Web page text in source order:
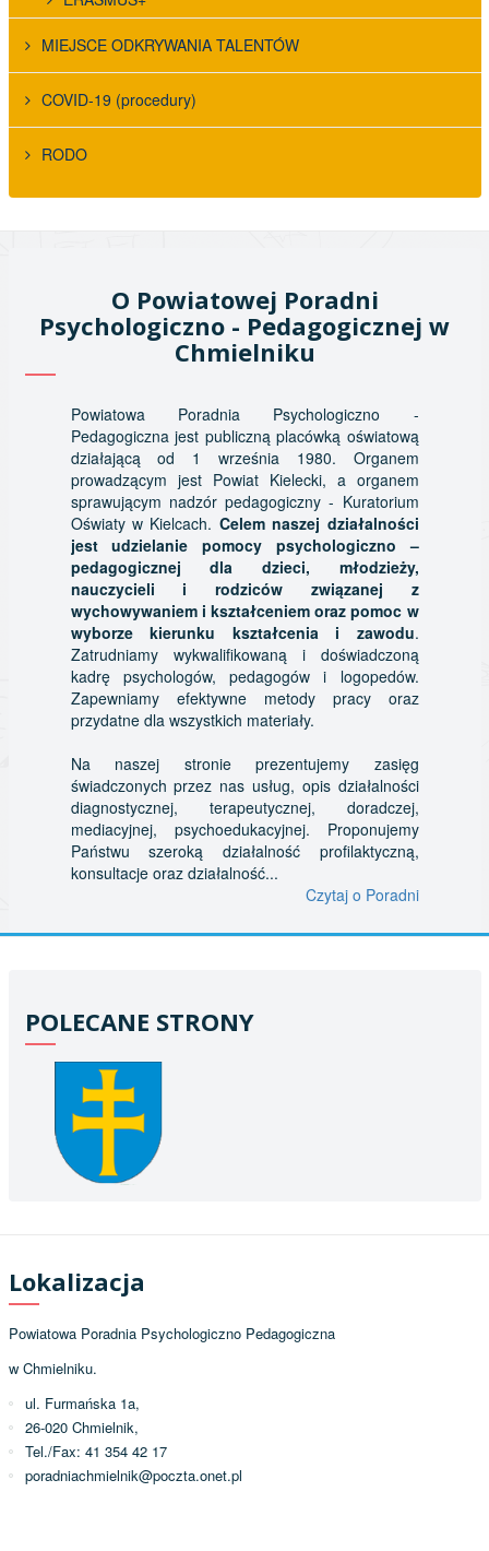
MIEJSCE ODKRYWANIA TALENTÓW
COVID-19 (procedury)
RODO
O Powiatowej Poradni
Psychologiczno - Pedagogicznej w
Chmielniku
Powiatowa Poradnia Psychologiczno -
Pedagogiczna jest publiczną placówką oświatową
działającą od 1 września 1980. Organem
prowadzącym jest Powiat Kielecki, a organem
sprawującym nadzór pedagogiczny - Kuratorium
Oświaty w Kielcach. Celem naszej działalności
jest udzielanie pomocy psychologiczno –
pedagogicznej dla dzieci, młodzieży,
nauczycieli i rodziców związanej z
wychowywaniem i kształceniem oraz pomoc w
wyborze kierunku kształcenia i zawodu.
Zatrudniamy wykwalifikowaną i doświadczoną
kadrę psychologów, pedagogów i logopedów.
Zapewniamy efektywne metody pracy oraz
przydatne dla wszystkich materiały.
Na naszej stronie prezentujemy zasięg
świadczonych przez nas usług, opis działalności
diagnostycznej, terapeutycznej, doradczej,
mediacyjnej, psychoedukacyjnej. Proponujemy
Państwu szeroką działalność profilaktyczną,
konsultacje oraz działalność...
Czytaj o Poradni
POLECANE STRONY
Lokalizacja
Powiatowa Poradnia Psychologiczno Pedagogiczna
w Chmielniku.
ul. Furmańska 1a,
26-020 Chmielnik,
Tel./Fax: 41 354 42 17
poradniachmielnik@poczta.onet.pl